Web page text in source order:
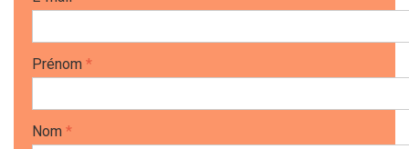
Prénom *
Nom *